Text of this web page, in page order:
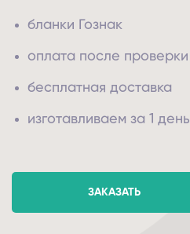
бланки Гознак
оплата после проверки
бесплатная доставка
изготавливаем за 1 день
ЗАКАЗАТЬ